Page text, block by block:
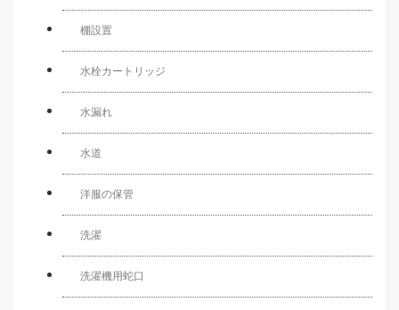
棚設置
水栓カートリッジ
水漏れ
水道
洋服の保管
洗濯
洗濯機用蛇口